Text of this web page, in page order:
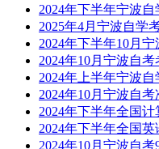
2024年下半年宁波
2025年4月宁波自学
2024年下半年10月
2024年10月宁波自
2024年上半年宁波
2024年10月宁波自
2024年下半年全国
2024年下半年全国
2024年10月宁波自